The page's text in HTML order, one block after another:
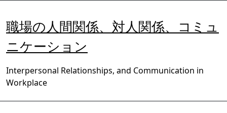
を
キ
ッ
プ
職場の人間関係、対人関係、コミュ
ニケーション
Interpersonal Relationships, and Communication in
Workplace